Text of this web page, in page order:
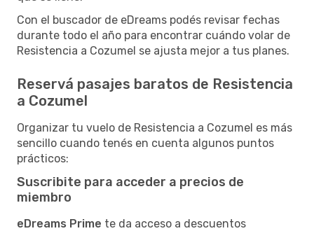
Con el buscador de eDreams podés revisar fechas
durante todo el año para encontrar cuándo volar de
Resistencia a Cozumel se ajusta mejor a tus planes.
Reservá pasajes baratos de Resistencia
a Cozumel
Organizar tu vuelo de Resistencia a Cozumel es más
sencillo cuando tenés en cuenta algunos puntos
prácticos:
Suscribite para acceder a precios de
miembro
eDreams Prime te da acceso a descuentos